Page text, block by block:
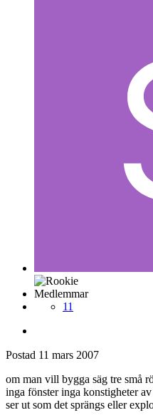
Medlemmar
11
Postad 11 mars 2007
om man vill bygga säg tre små
inga fönster inga konstigheter
ser ut som det sprängs eller